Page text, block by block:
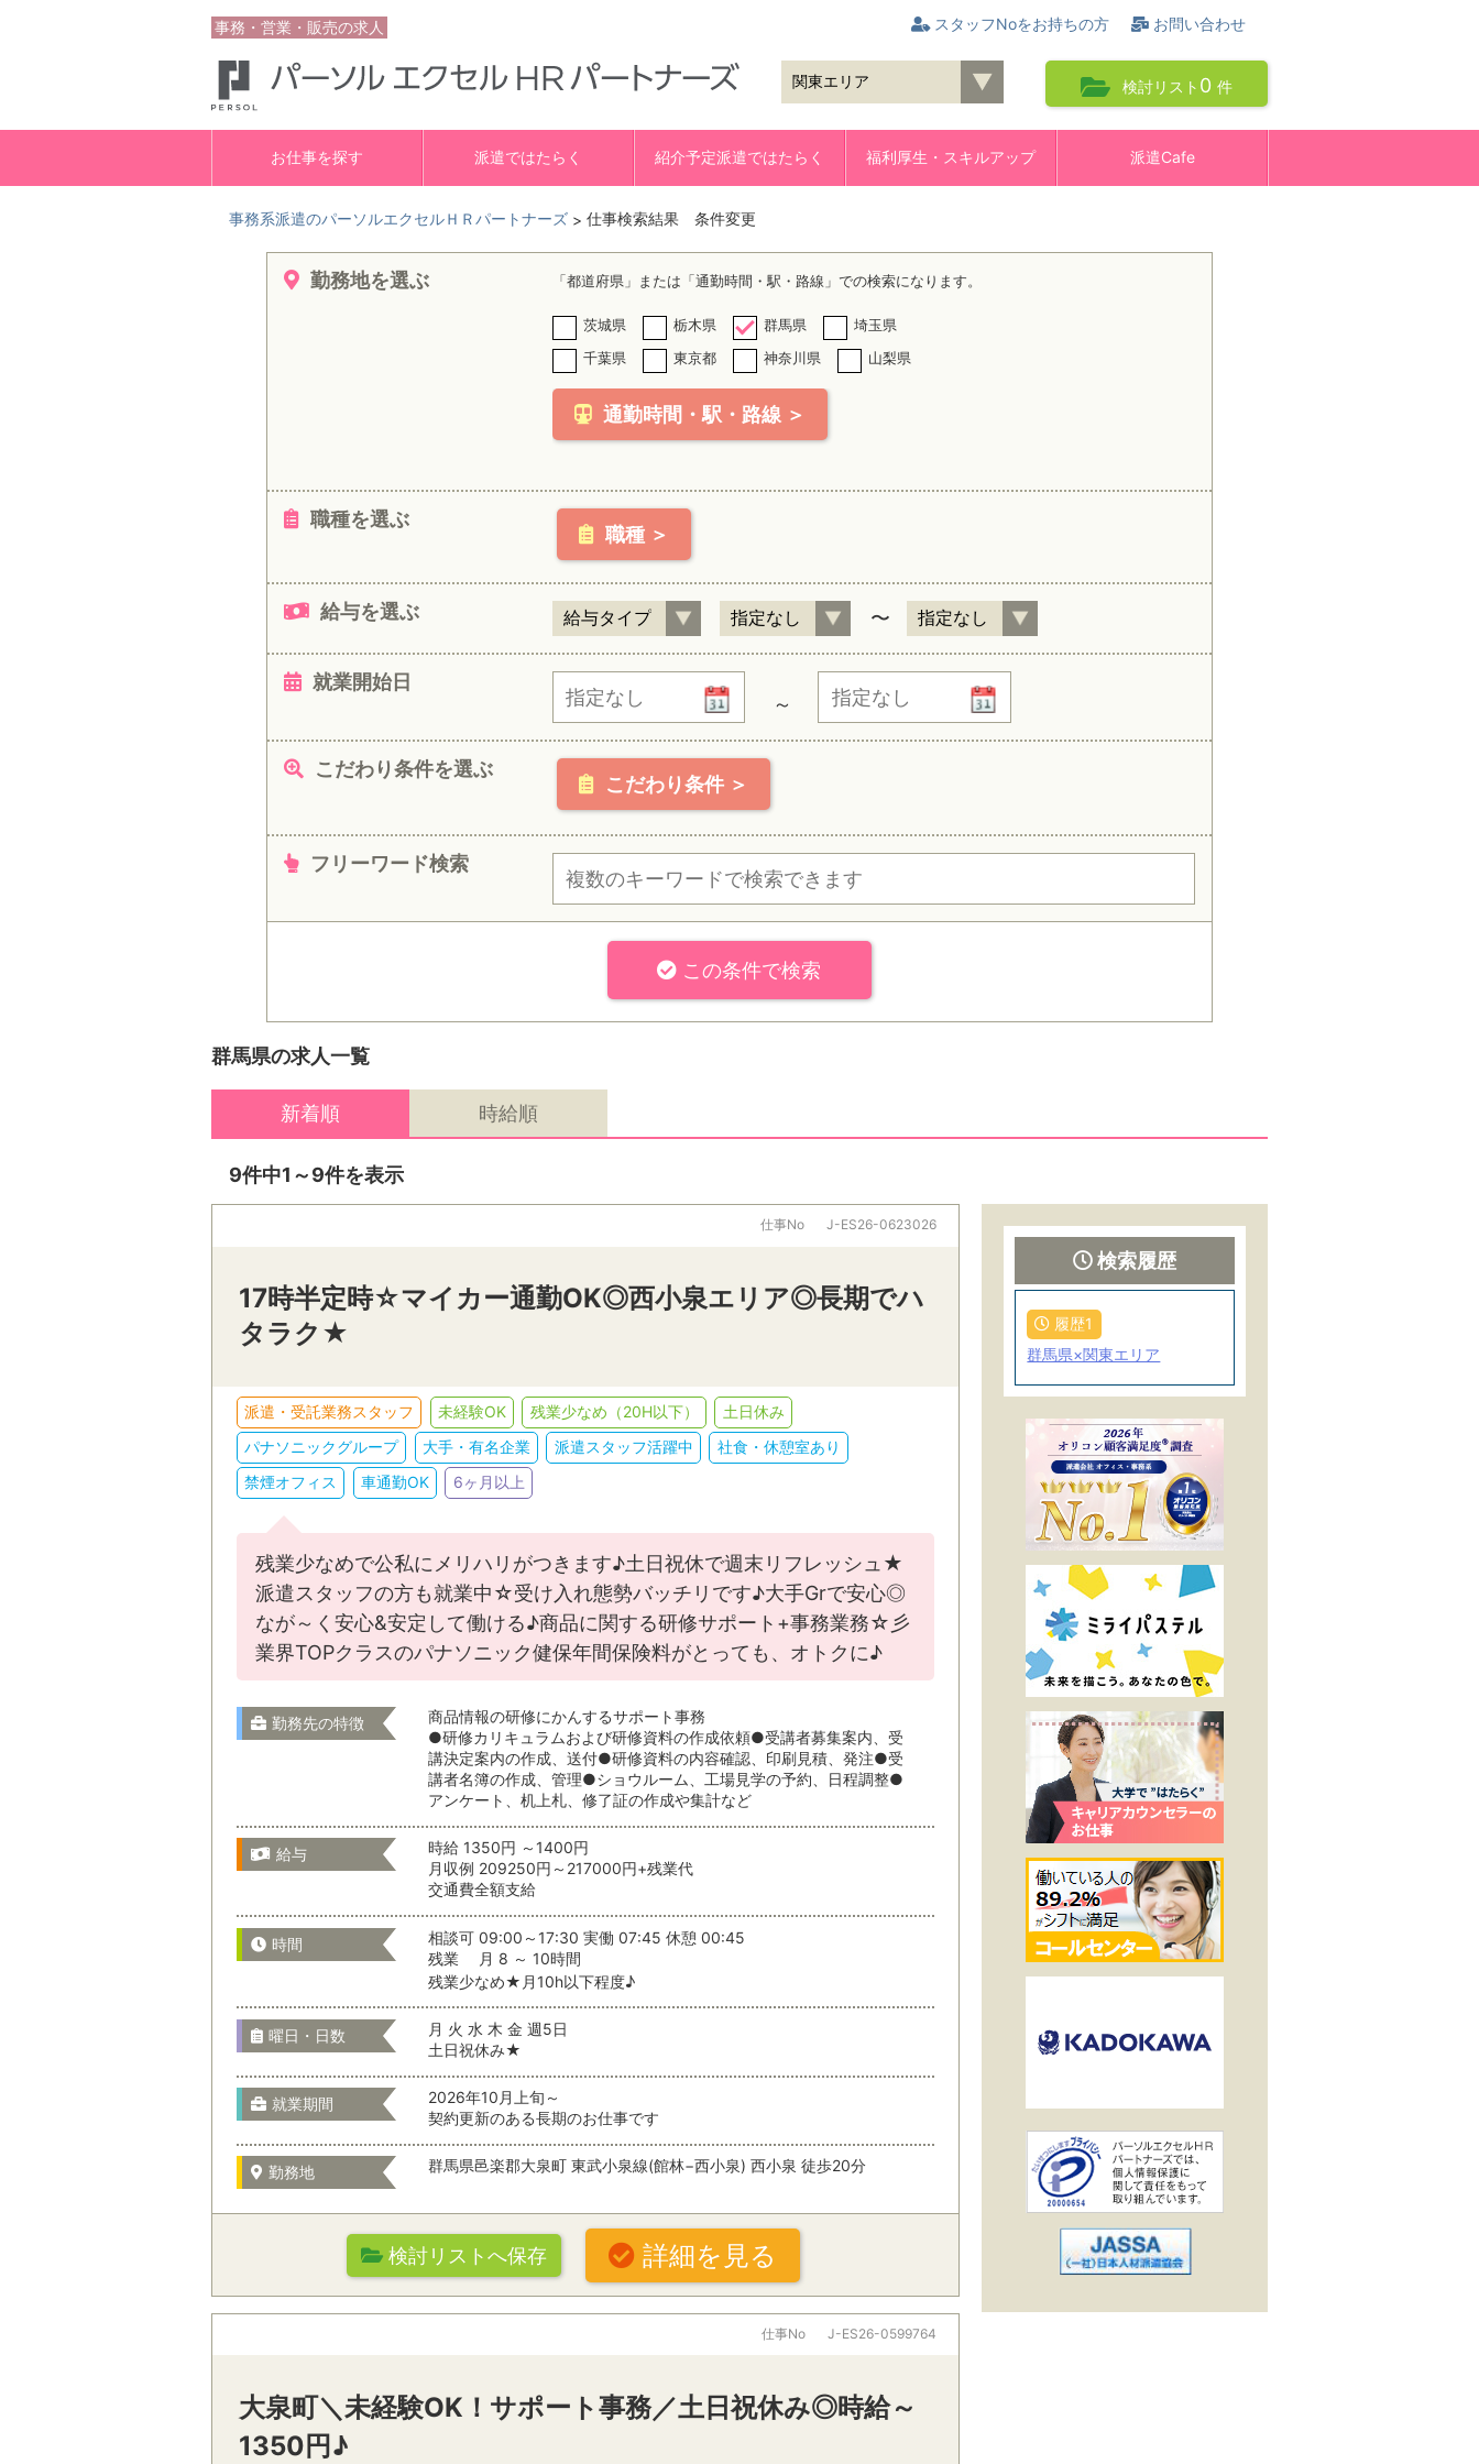
事務・営業・販売の求人 スタッフNoをお持ちの方 お問い合わせ
検討リスト 0件
お仕事を探す 派遣ではたらく 紹介予定派遣ではたらく 福利厚生・スキルアップ 派遣Cafe
事務系派遣のパーソルエクセルＨＲパートナーズ > 仕事検索結果 条件変更
勤務地を選ぶ 「都道府県」または「通勤時間・駅・路線」での検索になります。
茨城県 栃木県 群馬県
埼玉県
千葉県
東京都 神奈川県 山梨県
通勤時間・駅・路線 ＞
職種を選ぶ
職種 ＞
給与を選ぶ 〜
就業開始日
～
こだわり条件を選ぶ
こだわり条件 ＞
フリーワード検索
この条件で検索
通勤時間・駅・路線から探す
通勤時間から検索
駅から
条件を追加する
駅名から検索
駅名から検索/駅名
職種を選ぶ
オフィスワークすべて
営業事務 秘書
こだわりの条件を選ぶ
お仕事の特徴
複数人募集 土日休み
在宅勤務
勤務先の特徴
パナソニックグループ
社食・休憩室あり
群馬県の求人一覧
新着順 時給順
9件中1～9件を表示
仕事No J-ES26-0623026
17時半定時☆マイカー通勤OK◎西小泉エリア◎長期でハ
タラク★
派遣・受託業務スタッフ 未経験OK 残業少なめ（20H以下）
土日休み
パナソニックグループ
大手・有名企業 派遣スタッフ活躍中
社食・休憩室あり
禁煙オフィス
車通勤OK 6ヶ月以上
残業少なめで公私にメリハリがつきます♪土日祝休で週末リフレッシュ★
派遣スタッフの方も就業中☆受け入れ態勢バッチリです♪大手Grで安心◎
なが～く安心&安定して働ける♪商品に関する研修サポート+事務業務☆彡
業界TOPクラスのパナソニック健保年間保険料がとっても、オトクに♪
勤務先の特徴
商品情報の研修にかんするサポート事務
●研修カリキュラムおよび研修資料の作成依頼●受講者募集案内、受
講決定案内の作成、送付●研修資料の内容確認、印刷見積、発注●受
講者名簿の作成、管理●ショウルーム、工場見学の予約、日程調整●
アンケート、机上札、修了証の作成や集計など
給与
時給 1350円 ～1400円
月収例 209250円～217000円+残業代
交通費全額支給
時間
相談可 09:00～17:30 実働 07:45 休憩 00:45
残業 月 8 ～ 10時間
残業少なめ★月10h以下程度♪
曜日・日数
月 火 水 木 金 週5日
土日祝休み★
就業期間
2026年10月上旬～
契約更新のある長期のお仕事です
勤務地 群馬県邑楽郡大泉町 東武小泉線(館林−西小泉) 西小泉 徒歩20分
検討リストへ保存 詳細を見る
仕事No J-ES26-0599764
大泉町＼未経験OK！サポート事務／土日祝休み◎時給～
1350円♪
検索履歴
履歴1
群馬県×関東エリア